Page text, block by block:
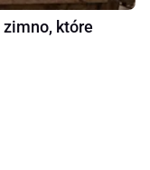
zimno, które